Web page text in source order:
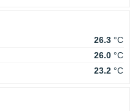
26.3 °C
26.0 °C
23.2 °C